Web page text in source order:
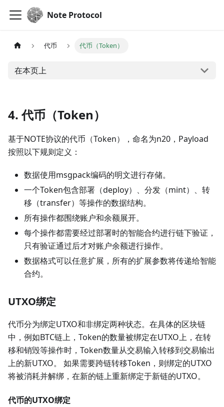
Note Protocol
代币 代币（Token）
在本页上
4. 代币（Token）
基于NOTE协议的代币（Token），命名为n20，Payload
按照以下规则定义：
数据使用msgpack编码的明文进行存储。
一个Token包含部署（deploy）、分发（mint）、转
移（transfer）等操作的数据结构。
所有操作都围绕账户和余额展开。
每个操作都需要经过部署时的智能合约进行链下验证，
只有验证通过后才对账户余额进行操作。
数据格式可以任意扩展，所有的扩展参数将传递给智能
合约。
UTXO绑定
代币分为绑定UTXO和非绑定两种状态。在具体的区块链
中，例如BTC链上，Token的数量被绑定在UTXO上，在转
移和销毁等操作时，Token数量从交易输入转移到交易输出
上的新UTXO。 如果需要跨链转移Token，则绑定的UTXO
将被消耗并解绑，在新的链上重新绑定于新链的UTXO。
代币的UTXO绑定